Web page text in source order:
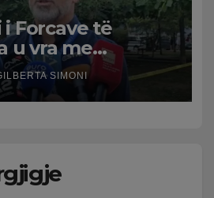
Forcave të
u vra me
nga shoku i
drejtori i
konflikt të
SIMONI